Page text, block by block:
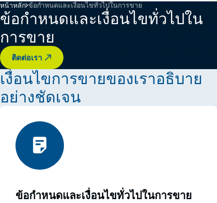
หน้าหลัก ข้อกำหนดและเงื่อนไขทั่วไปในการขาย
ข้อกำหนดและเงื่อนไขทั่วไปใน
การขาย
ติดต่อเรา
เงื่อนไขการขายของเราอธิบาย
อย่างชัดเจน
ข้อกำหนดและเงื่อนไขทั่วไปในการขาย